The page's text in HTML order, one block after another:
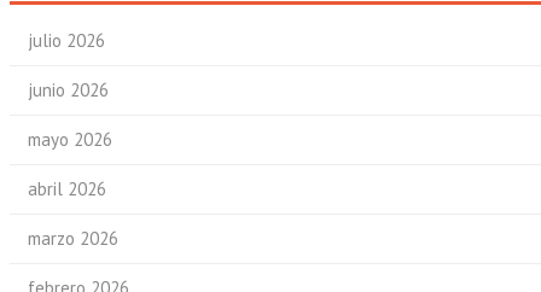
julio 2026
junio 2026
mayo 2026
abril 2026
marzo 2026